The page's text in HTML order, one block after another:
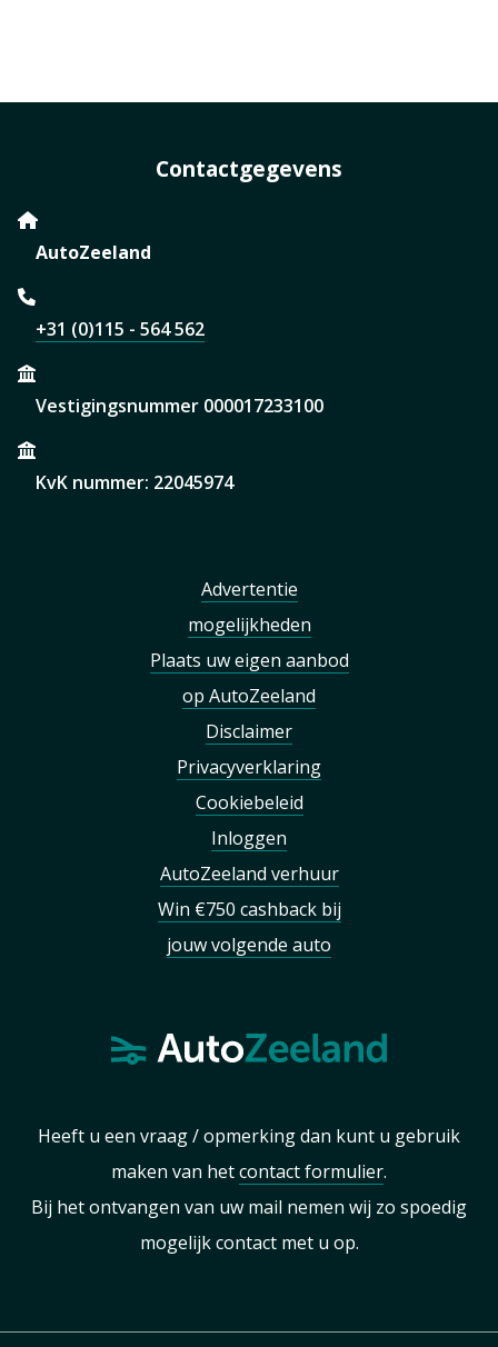
Contactgegevens
AutoZeeland
+31 (0)115 - 564 562
Vestigingsnummer 000017233100
KvK nummer: 22045974
Advertentie
mogelijkheden
Plaats uw eigen aanbod
op AutoZeeland
Disclaimer
Privacyverklaring
Cookiebeleid
Inloggen
AutoZeeland verhuur
Win €750 cashback bij
jouw volgende auto
Heeft u een vraag / opmerking dan kunt u gebruik
maken van hetcontact formulier.
Bij het ontvangen van uw mail nemen wij zo spoedig
mogelijk contact met u op.